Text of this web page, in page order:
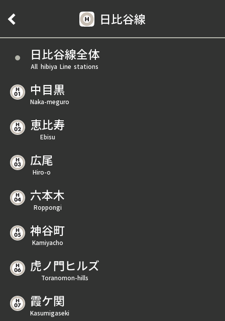
日比谷線
日比谷線全体
All hibiya Line stations
中目黒
Naka-meguro
恵比寿
Ebisu
広尾
Hiro-o
六本木
Roppongi
神谷町
Kamiyacho
虎ノ門ヒルズ
Toranomon-hills
霞ケ関
Kasumigaseki